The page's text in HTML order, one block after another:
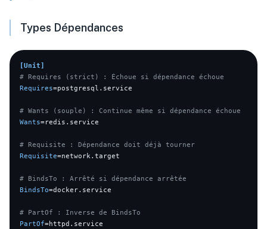
Types Dépendances
[Unit]
# Requires (strict) : Échoue si dépendance échoue
Requires=postgresql.service
# Wants (souple) : Continue même si dépendance échoue
Wants=redis.service
# Requisite : Dépendance doit déjà tourner
Requisite=network.target
# BindsTo : Arrêté si dépendance arrêtée
BindsTo=docker.service
# PartOf : Inverse de BindsTo
PartOf=httpd.service